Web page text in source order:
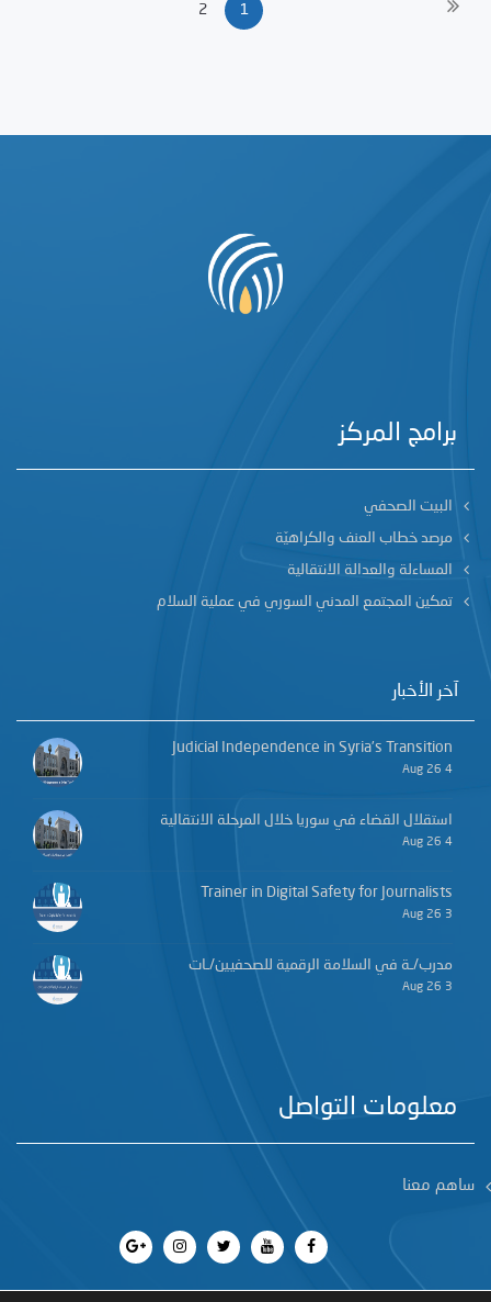
1
2
برامج المركز
البيت الصحفي
مرصد خطاب العنف والكراهيّة
المساءلة والعدالة الانتقالية
تمكين المجتمع المدني السوري في عملية السلام
آخر الأخبار
Judicial Independence in Syria’s Transition
4 Aug 26
استقلال القضاء في سوريا خلال المرحلة الانتقالية
4 Aug 26
Trainer in Digital Safety for Journalists
3 Aug 26
مدرب/ـة في السلامة الرقمية للصحفيين/ـات
3 Aug 26
معلومات التواصل
ساهم معنا